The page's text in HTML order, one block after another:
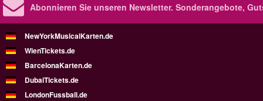
Abonnieren Sie unseren Newsletter. Sonderangebote,
NewYorkMusicalKarten.de
WienTickets.de
BarcelonaKarten.de
DubaiTickets.de
LondonFussball.de